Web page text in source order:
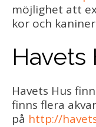
möjlighet att
kor och
Havets
Havets Hus
finns flera
på http://